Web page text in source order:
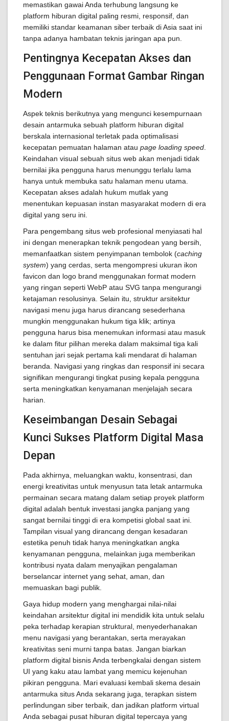
memastikan gawai Anda terhubung langsung ke
platform hiburan digital paling resmi, responsif, dan
memiliki standar keamanan siber terbaik di Asia saat ini
tanpa adanya hambatan teknis jaringan apa pun.
Pentingnya Kecepatan Akses dan
Penggunaan Format Gambar Ringan
Modern
Aspek teknis berikutnya yang mengunci kesempurnaan
desain antarmuka sebuah platform hiburan digital
berskala internasional terletak pada optimalisasi
kecepatan pemuatan halaman atau page loading speed
Keindahan visual sebuah situs web akan menjadi tidak
bernilai jika pengguna harus menunggu terlalu lama
hanya untuk membuka satu halaman menu utama.
Kecepatan akses adalah hukum mutlak yang
menentukan kepuasan instan masyarakat modern di era
digital yang seru ini.
Para pengembang situs web profesional menyiasati hal
ini dengan menerapkan teknik pengodean yang bersih,
memanfaatkan sistem penyimpanan tembolok (caching
system) yang cerdas, serta mengompresi ukuran ikon
favicon dan logo brand menggunakan format modern
yang ringan seperti WebP atau SVG tanpa mengurangi
ketajaman resolusinya. Selain itu, struktur arsitektur
navigasi menu juga harus dirancang sesederhana
mungkin menggunakan hukum tiga klik; artinya
pengguna harus bisa menemukan informasi atau masuk
ke dalam fitur pilihan mereka dalam maksimal tiga kali
sentuhan jari sejak pertama kali mendarat di halaman
beranda. Navigasi yang ringkas dan responsif ini secara
signifikan mengurangi tingkat pusing kepala pengguna
serta meningkatkan kenyamanan menjelajah secara
harian.
Keseimbangan Desain Sebagai
Kunci Sukses Platform Digital Masa
Depan
Pada akhirnya, meluangkan waktu, konsentrasi, dan
energi kreativitas untuk menyusun tata letak antarmuka
permainan secara matang dalam setiap proyek platform
digital adalah bentuk investasi jangka panjang yang
sangat bernilai tinggi di era kompetisi global saat ini.
Tampilan visual yang dirancang dengan kesadaran
estetika penuh tidak hanya meningkatkan angka
kenyamanan pengguna, melainkan juga memberikan
kontribusi nyata dalam menyajikan pengalaman
berselancar internet yang sehat, aman, dan
memuaskan bagi publik.
Gaya hidup modern yang menghargai nilai-nilai
keindahan arsitektur digital ini mendidik kita untuk selalu
peka terhadap kerapian struktural, menyederhanakan
menu navigasi yang berantakan, serta merayakan
kreativitas seni murni tanpa batas. Jangan biarkan
platform digital bisnis Anda terbengkalai dengan sistem
UI yang kaku atau lambat yang memicu kejenuhan
pikiran pengguna. Mari evaluasi kembali skema desain
antarmuka situs Anda sekarang juga, terapkan sistem
perlindungan siber terbaik, dan jadikan platform virtual
Anda sebagai pusat hiburan digital tepercaya yang